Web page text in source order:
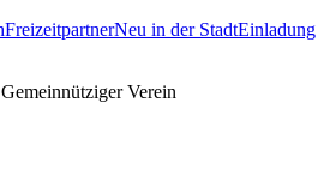
FreizeitpartnerNeu in der StadtEinladung
Verein